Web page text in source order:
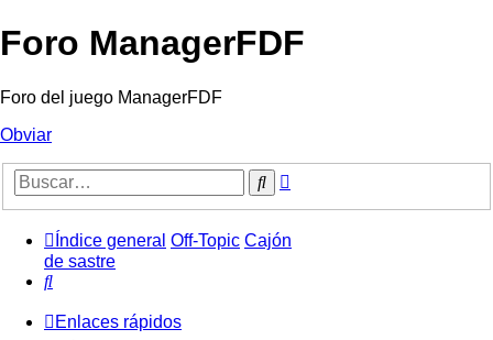
Foro ManagerFDF
Foro del juego ManagerFDF
Obviar
Buscar
Índice general Off-Topic Cajón
de sastre
Buscar
Enlaces rápidos